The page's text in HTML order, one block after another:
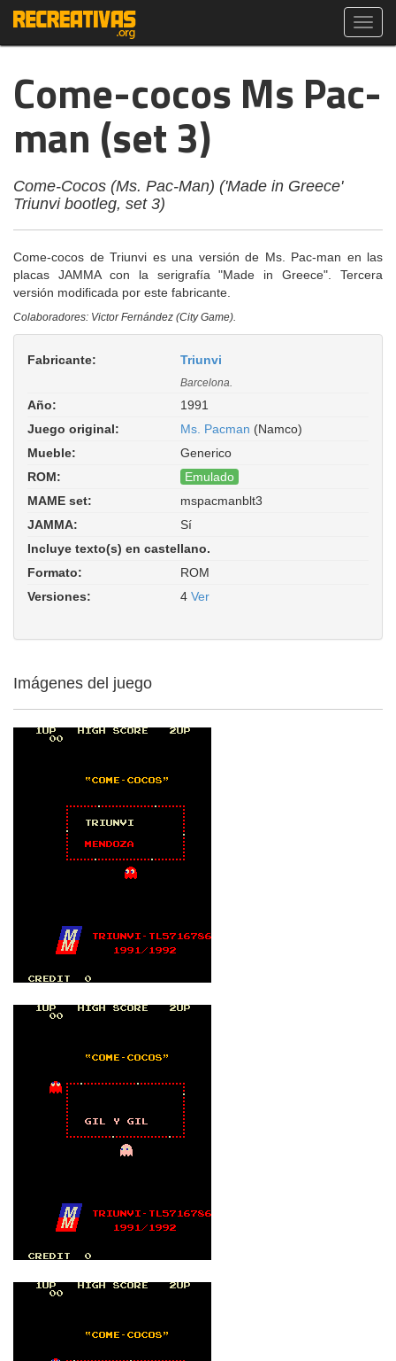
Come-cocos Ms Pac-
man (set 3)
Come-Cocos (Ms. Pac-Man) ('Made in Greece'
Triunvi bootleg, set 3)
Come-cocos de Triunvi es una versión de Ms. Pac-man en las
placas JAMMA con la serigrafía "Made in Greece". Tercera
versión modificada por este fabricante.
Colaboradores: Victor Fernández (City Game).
Fabricante: Triunvi
Barcelona.
Año:
1991
Juego original:
Ms. Pacman (Namco)
Mueble:
Generico
ROM:
Emulado
MAME set:
mspacmanblt3
Greece' Triunvi bootleg, set 3). ROM
Parent: mspacman. Driver:
JAMMA:
Sí
Incluye texto(s) en castellano.
Formato:
ROM
Versiones:
4 Ver
Imágenes del juego